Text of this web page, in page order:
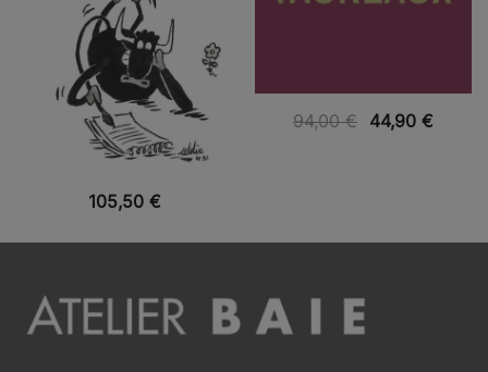
VUE RAPIDE
105,50 €
VUE RAPIDE
94,00€ 44,90 €